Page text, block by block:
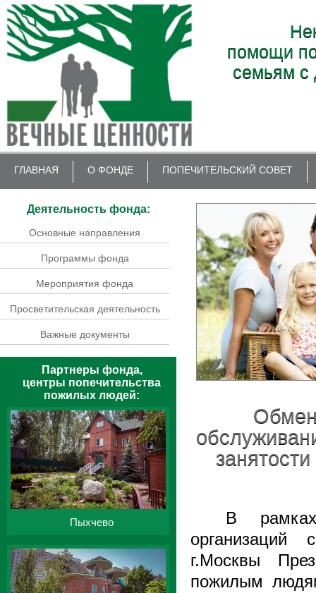
помощи
семьям с
ГЛАВНАЯ О ФОНДЕ ПОПЕЧИТЕЛЬСКИЙ СОВЕТ
В рамках
организаций
г.Москвы
пожилым
Деятельность фонда:
Основные направления
Программы фонда
Мероприятия фонда
Просветительская деятельность
Важные документы
Партнеры фонда,
центры попечительства
пожилых людей:
Пыхчево